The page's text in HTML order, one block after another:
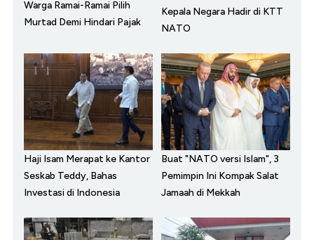
Warga Ramai-Ramai Pilih
Murtad Demi Hindari Pajak
Kepala Negara Hadir di KTT
NATO
Haji Isam Merapat ke Kantor
Seskab Teddy, Bahas
Investasi di Indonesia
Buat "NATO versi Islam", 3
Pemimpin Ini Kompak Salat
Jamaah di Mekkah